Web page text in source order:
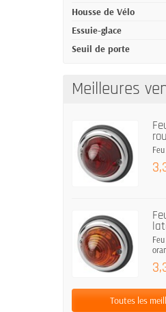
Housse de Vélo
Essuie-glace
Seuil de porte
Meilleures
Toutes les